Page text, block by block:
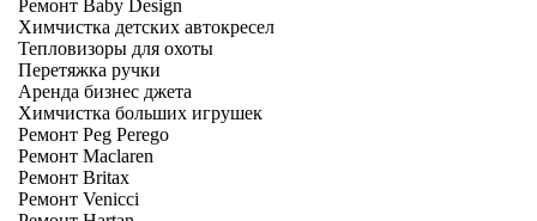
Ремонт Baby Design
Химчистка детских автокресел
Тепловизоры для охоты
Перетяжка ручки
Аренда бизнес джета
Химчистка больших игрушек
Ремонт Peg Perego
Ремонт Maclaren
Ремонт Britax
Ремонт Venicci